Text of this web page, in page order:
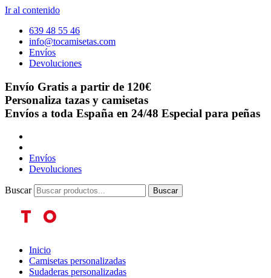
Ir al contenido
639 48 55 46
info@tocamisetas.com
Envíos
Devoluciones
Envío Gratis a partir de 120€
Personaliza tazas y camisetas
Envíos a toda España en 24/48 Especial para peñas
Envíos
Devoluciones
Buscar Buscar
Inicio
Camisetas personalizadas
Sudaderas personalizadas